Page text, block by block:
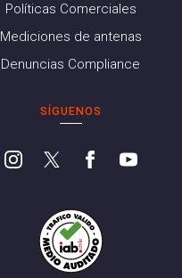
Políticas Comerciales
Mediciones de antenas
Denuncias Compliance
SÍGUENOS